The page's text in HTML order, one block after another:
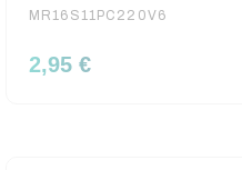
MR16S11PC220V6
2,95 €